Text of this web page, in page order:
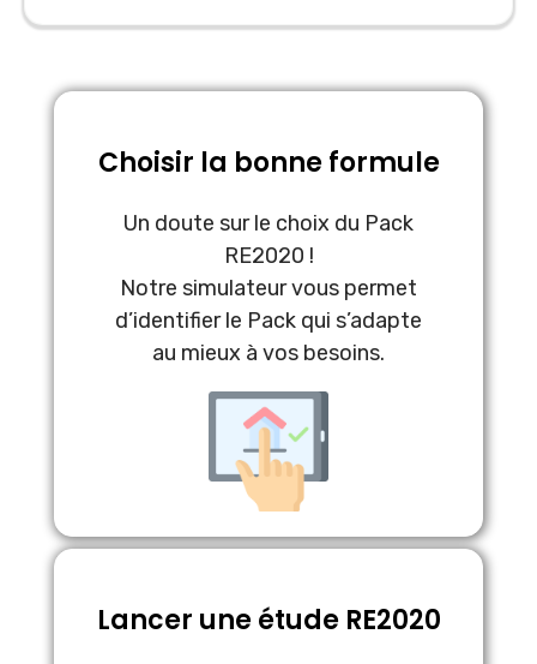
Choisir la bonne formule
Un doute sur le choix du Pack
RE2020 !
Notre simulateur vous permet
d’identifier le Pack qui s’adapte
au mieux à vos besoins.
Lancer une étude RE2020